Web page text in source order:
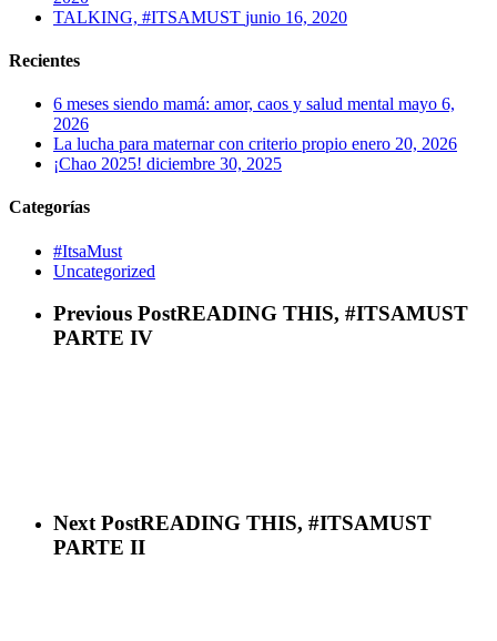
TALKING, #ITSAMUST junio 16, 2020
Recientes
6 meses siendo mamá: amor, caos y salud mental mayo 6,
2026
La lucha para maternar con criterio propio enero 20, 2026
¡Chao 2025! diciembre 30, 2025
Categorías
#ItsaMust
Uncategorized
Previous PostREADING THIS, #ITSAMUST
PARTE IV
Next PostREADING THIS, #ITSAMUST
PARTE II